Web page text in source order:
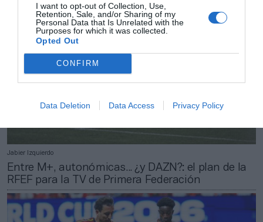
I want to opt-out of Collection, Use,
Retention, Sale, and/or Sharing of my
Personal Data that Is Unrelated with the
Purposes for which it was collected.
Opted Out
CONFIRM
Data Deletion Data Access Privacy Policy
Jabier Izquierdo
Entre M+, autonómicas... ¿y DAZN?: el plan de la
RFEF para la TV de Primera Federación